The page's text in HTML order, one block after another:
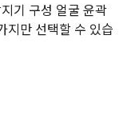
기 구성 얼굴 윤곽
지만 선택할 수 있습